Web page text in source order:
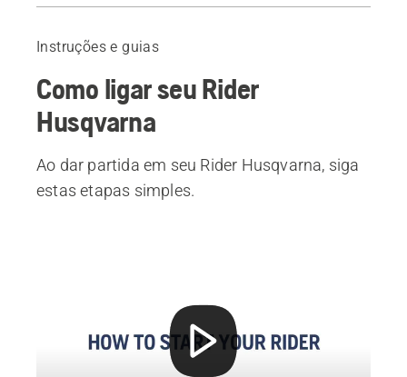
Instruções e guias
Como ligar seu Rider
Husqvarna
Ao dar partida em seu Rider Husqvarna, siga
estas etapas simples.